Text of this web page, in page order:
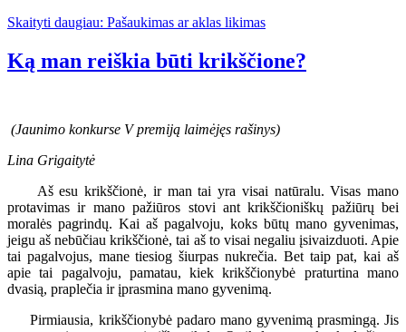
Skaityti daugiau: Pašaukimas ar aklas likimas
Ką man reiškia būti krikščione?
(Jaunimo konkurse V premiją laimėjęs rašinys)
Lina Grigaitytė
Aš esu krikščionė, ir man tai yra visai natūralu. Visas mano
protavimas ir mano pažiūros stovi ant krikščioniškų pažiūrų bei
moralės pagrindų. Kai aš pagalvoju, koks būtų mano gyvenimas,
jeigu aš nebūčiau krikščionė, tai aš to visai negaliu įsivaizduoti. Apie
tai pagalvojus, mane tiesiog šiurpas nukrečia. Bet taip pat, kai aš
apie tai pagalvoju, pamatau, kiek krikščionybė praturtina mano
dvasią, praplečia ir įprasmina mano gyvenimą.
Pirmiausia, krikščionybė padaro mano gyvenimą prasmingą. Jis